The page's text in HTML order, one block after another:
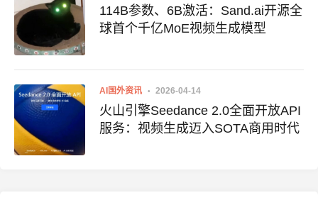
114B参数、6B激活：Sand.ai开源全
球首个千亿MoE视频生成模型
AI国外资讯 2026-04-14
火山引擎Seedance 2.0全面开放API
服务：视频生成迈入SOTA商用时代